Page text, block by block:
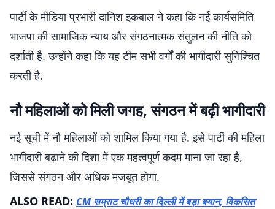
पार्टी के मीडिया प्रभारी दानिश इकबाल ने कहा कि नई कार्यसमिति
भाजपा की सामाजिक न्याय और संगठनात्मक संतुलन की नीति को
दर्शाती है. उन्होंने कहा कि यह टीम सभी वर्गों की भागीदारी सुनिश्चित
करती है.
नौ महिलाओं को मिली जगह, संगठन में बढ़ी भागीदारी
नई सूची में नौ महिलाओं को शामिल किया गया है. इसे पार्टी की महिला
भागीदारी बढ़ाने की दिशा में एक महत्वपूर्ण कदम माना जा रहा है,
जिससे संगठन और अधिक मजबूत होगा.
ALSO READ: CM सम्राट चौधरी का दिल्ली में बड़ा बयान, विकसित